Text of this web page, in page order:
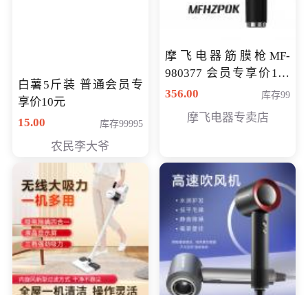
白薯5斤装 普通会员专
享价10元
15.00
库存99995
农民李大爷
摩飞电器筋膜枪MF-
980377 会员专享价199
元
356.00 库存99
摩飞电器专卖店